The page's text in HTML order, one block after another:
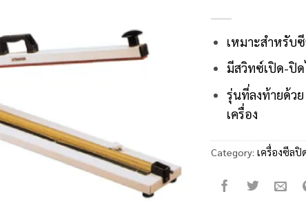
เหมาะสำหรับ
มีสวิทซ์เปิด-ปิด
รุ่นที่ลงท้ายด้ว
เครื่อง
Category: เครื่องซีลปิ